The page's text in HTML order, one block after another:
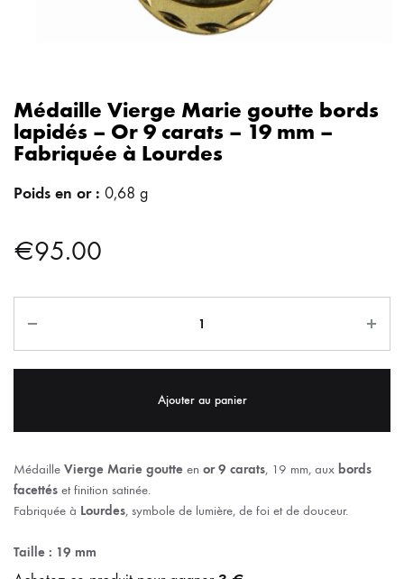
Médaille Vierge Marie goutte bords
lapidés – Or 9 carats – 19 mm –
Fabriquée à Lourdes
Poids en or : 0,68 g
€95.00
Ajouter au panier
Médaille Vierge Marie goutte en or 9 carats, 19 mm, aux bords
facettés et finition satinée.
Fabriquée à Lourdes, symbole de lumière, de foi et de douceur.
Taille : 19 mm